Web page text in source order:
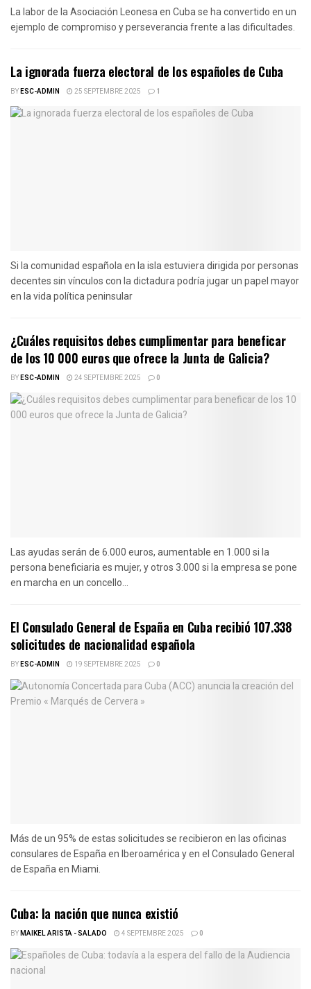
La labor de la Asociación Leonesa en Cuba se ha convertido en un
ejemplo de compromiso y perseverancia frente a las dificultades.
La ignorada fuerza electoral de los españoles de Cuba
BYESC-ADMIN 25 SEPTEMBRE 2025 1
Si la comunidad española en la isla estuviera dirigida por personas
decentes sin vínculos con la dictadura podría jugar un papel mayor
en la vida política peninsular
¿Cuáles requisitos debes cumplimentar para beneficar
de los 10 000 euros que ofrece la Junta de Galicia?
BYESC-ADMIN 24 SEPTEMBRE 2025 0
Las ayudas serán de 6.000 euros, aumentable en 1.000 si la
persona beneficiaria es mujer, y otros 3.000 si la empresa se pone
en marcha en un concello...
El Consulado General de España en Cuba recibió 107.338
solicitudes de nacionalidad española
BYESC-ADMIN 19 SEPTEMBRE 2025 0
Más de un 95% de estas solicitudes se recibieron en las oficinas
consulares de España en Iberoamérica y en el Consulado General
de España en Miami.
Cuba: la nación que nunca existió
BYMAIKEL ARISTA - SALADO 4 SEPTEMBRE 2025 0